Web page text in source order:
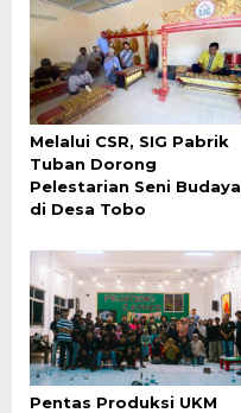
Melalui CSR, SIG Pabrik
Tuban Dorong
Pelestarian Seni Budaya
di Desa Tobo
Pentas Produksi UKM